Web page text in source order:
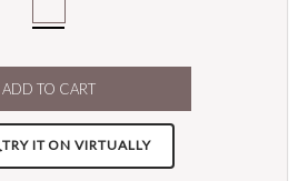
ADD TO CART
TRY IT ON VIRTUALLY